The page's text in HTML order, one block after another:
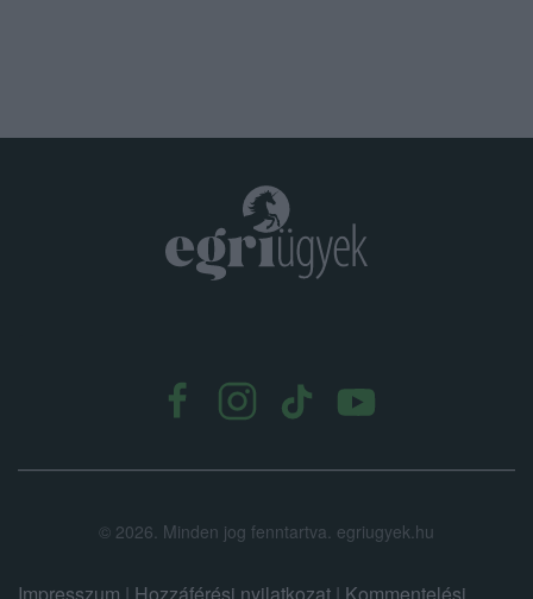
© 2026. Minden jog fenntartva. egriugyek.hu